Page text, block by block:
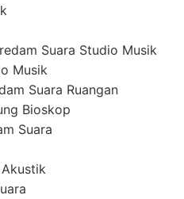
Suara Studio Musik
Musik
Suara Ruangan
Bioskop
Suara